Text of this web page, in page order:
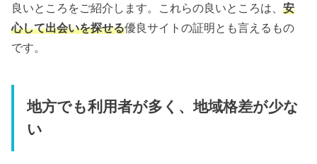
良いところをご紹介します。これらの良いところは、安
心して出会いを探せる優良サイトの証明とも言えるもの
です。
地方でも利用者が多く、地域格差が少な
い